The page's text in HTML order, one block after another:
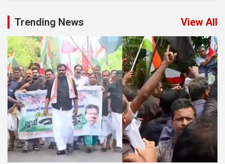
Trending News View All